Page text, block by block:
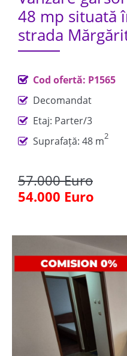
48 mp situată
strada
Cod ofertă: P1565
Decomandat
Etaj: Parter/3
Suprafață: 48 m2
57.000 Euro
54.000 Euro